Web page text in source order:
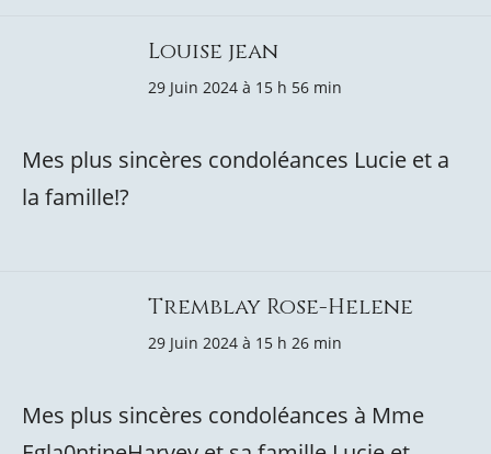
Louise jean
29 Juin 2024 à 15 h 56 min
Mes plus sincères condoléances Lucie et a
la famille!?
Tremblay Rose-Helene
29 Juin 2024 à 15 h 26 min
Mes plus sincères condoléances à Mme